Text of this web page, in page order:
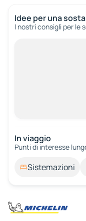
Idee per una sosta
I nostri consigli per le
In viaggio
Punti di interesse
Sistemazioni